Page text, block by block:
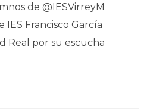
de @IESVirreyM
IES Francisco García
Real por su escucha